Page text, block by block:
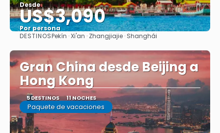
Desde
US$3,090
Por persona
Ver
DESTINOSPekín · Xi'an · Zhangjiajie · Shanghái
Gran China desde Beijing a
Hong Kong
5 DESTINOS 11 NOCHES
Paquete de vacaciones